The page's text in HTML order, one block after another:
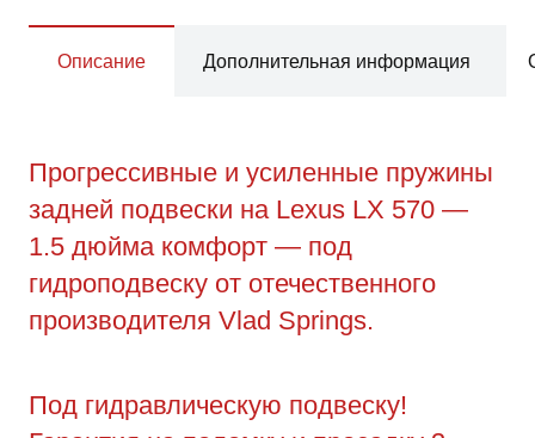
Описание Дополнительная информация
Прогрессивные и усиленные пружины
задней подвески на Lexus LX 570 —
1.5 дюйма комфорт — под
гидроподвеску от отечественного
производителя Vlad Springs.
Под гидравлическую подвеску!